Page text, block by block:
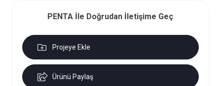
PENTA İle Doğrudan İletişime Geç
Projeye Ekle
Ürünü Paylaş